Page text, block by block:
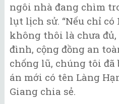
ngôi nhà đang chìm
lụt lịch sử. “Nếu chỉ có
không thôi là chưa
đình, cộng đồng an
chống lũ, chúng tôi
án mới có tên Làng
Giang chia sẻ.